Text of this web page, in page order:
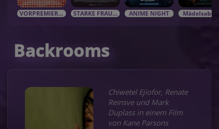
VORPREMIEREN / EVENTS STARKE FRAUEN in starken Rolle ANIME NIGHT
Backrooms
Chiwetel Ejiofor, Renate
Reinsve und Mark
Duplass in einem Film
von Kane Parsons